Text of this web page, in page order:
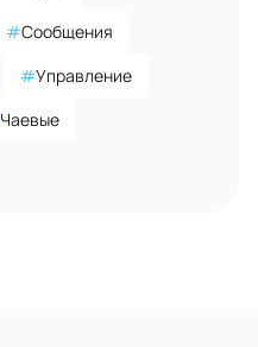
#Сообщения
#Управление
Чаевые